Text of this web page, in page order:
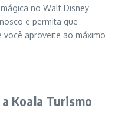
no Walt Disney
e permita que
você aproveite ao máximo
Koala Turismo